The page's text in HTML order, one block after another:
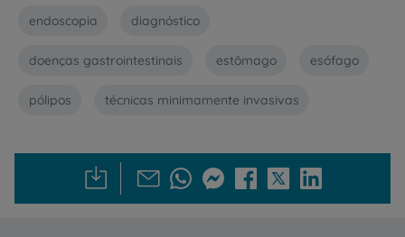
endoscopia diagnóstico
doenças gastrointestinais estômago esófago
pólipos técnicas minimamente invasivas